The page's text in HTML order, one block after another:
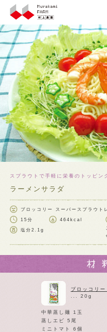
スプラウトで手軽に栄養のトッピン
ラーメンサラダ
ブロッコリー スーパースプラウト
15分 464kcal
塩分 2.1g
ブロッコリ
... 20g
中華蒸し麺 1玉
蒸しエビ 5尾
ミニトマト 6個